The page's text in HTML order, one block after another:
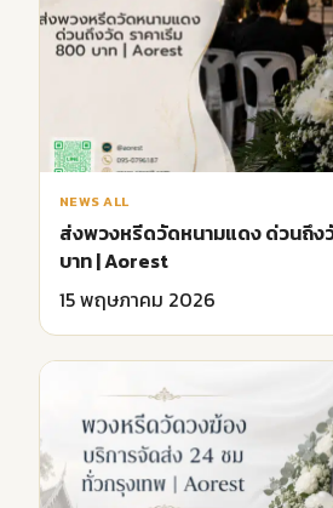
NEWS ALL
ส่งพวงหรีดวัดหนามแดง ด่วนถึงวั
บาท | Aorest
15 พฤษภาคม 2026